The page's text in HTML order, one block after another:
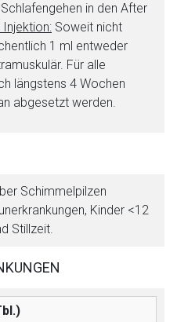
in den After
Injektion: Soweit nicht
1 ml entweder
Für alle
längstens 4 Wochen
abgesetzt werden.
Schimmelpilzen
Kinder <12
Stillzeit.
öffnet eine externe Web-
Web-Seite ist deren
gelten dort ggf. andere